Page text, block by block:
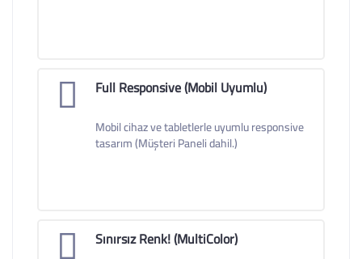
Full Responsive (Mobil Uyumlu)
Mobil cihaz ve tabletlerle uyumlu responsive
tasarım (Müşteri Paneli dahil.)
Sınırsız Renk! (MultiColor)